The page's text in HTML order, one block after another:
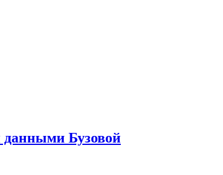
данными Бузовой